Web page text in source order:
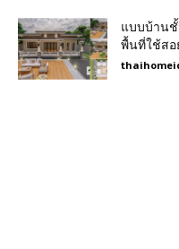
แบบบ้านชั้
พื้นที่ใช้สอ